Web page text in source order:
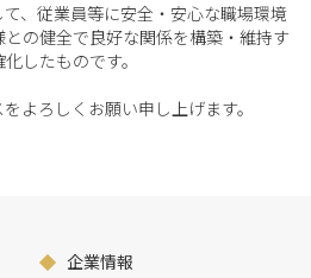
、従業員等に安全・安心な職場環境
の健全で良好な関係を構築・維持す
したものです。
よろしくお願い申し上げます。
企業情報